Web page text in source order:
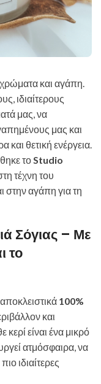
και αγάπη.
ιδιαίτερους
μας, να
μας και
και θετική ενέργεια.
τοStudio
τέχνη του
στην αγάπη για τη
Σόγιας – Με
το
100%
και
είναι ένα μικρό
ατμόσφαιρα, να
ιδιαίτερες